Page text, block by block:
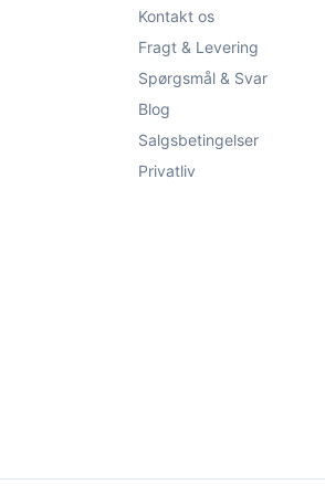
Kontakt os
Fragt & Levering
Spørgsmål & Svar
Blog
Salgsbetingelser
Privatliv